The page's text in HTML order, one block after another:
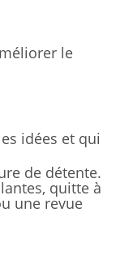
le
idées et qui
de détente.
quitte à
une revue